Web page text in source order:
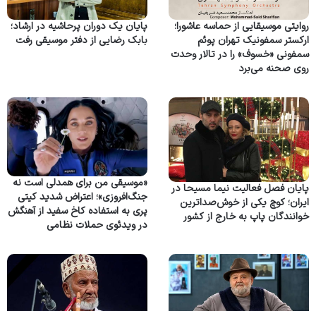
روایتی موسیقایی از حماسه عاشورا؛
ارکستر سمفونیک تهران پوئم
سمفونی «خسوف» را در تالار وحدت
روی صحنه می‌برد
پایان یک دوران پرحاشیه در ارشاد؛
بابک رضایی از دفتر موسیقی رفت
پایان فصل فعالیت نیما مسیحا در
ایران؛ کوچ یکی از خوش‌صداترین
خوانندگان پاپ به خارج از کشور
«موسیقی من برای همدلی است نه
جنگ‌افروزی»؛ اعتراض شدید کیتی
پری به استفاده کاخ سفید از آهنگش
در ویدئوی حملات نظامی